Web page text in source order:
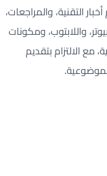
التقنية، والمراجعات،
واللابتوب، ومكونات
مع الالتزام بتقديم